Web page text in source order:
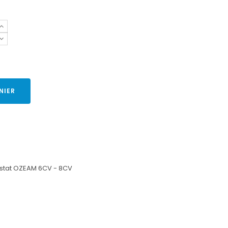
OZEAM 6CV - 8CV